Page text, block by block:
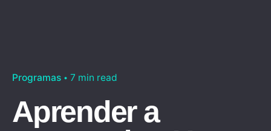
Programas 7 min read
Aprender a